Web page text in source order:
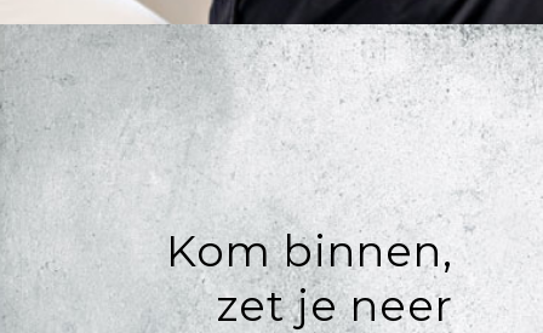
Kom binnen,
zet je neer